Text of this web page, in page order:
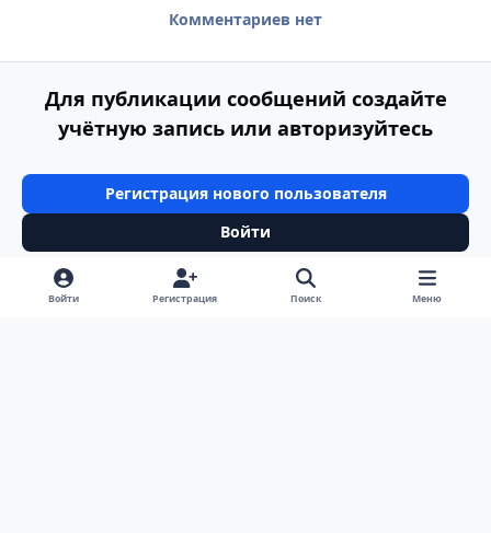
Комментариев нет
Для публикации сообщений создайте
учётную запись или авторизуйтесь
Регистрация нового пользователя
Войти
Войти Регистрация Поиск Меню